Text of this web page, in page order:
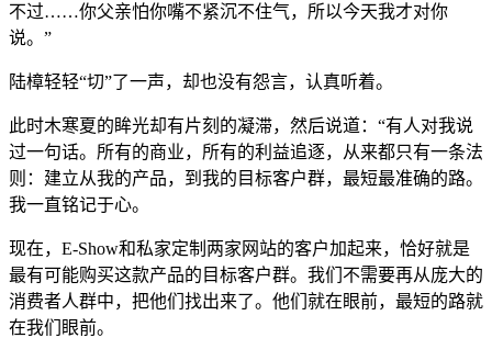
不过……你父亲怕你嘴不紧沉不住气，所以今天我才对你
说。”
陆樟轻轻“切”了一声，却也没有怨言，认真听着。
此时木寒夏的眸光却有片刻的凝滞，然后说道：“有人对我说
过一句话。所有的商业，所有的利益追逐，从来都只有一条法
则：建立从我的产品，到我的目标客户群，最短最准确的路。
我一直铭记于心。
现在，E-Show和私家定制两家网站的客户加起来，恰好就是
最有可能购买这款产品的目标客户群。我们不需要再从庞大的
消费者人群中，把他们找出来了。他们就在眼前，最短的路就
在我们眼前。